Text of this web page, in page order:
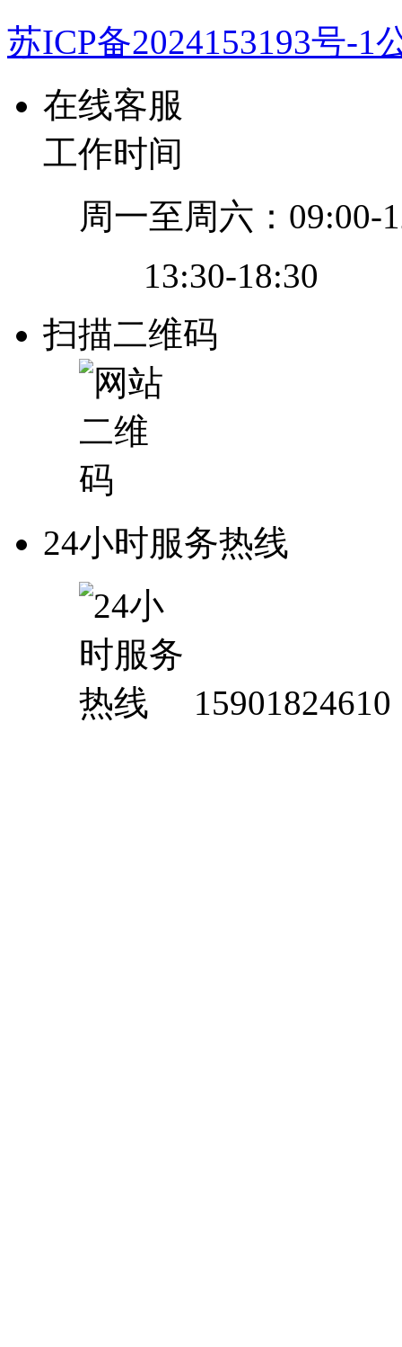
苏ICP备2024153193号-1
在线客服
工作时间
周一至周六：09:00-
13:30-18:30
扫描二维码
24小时服务热线
15901824610